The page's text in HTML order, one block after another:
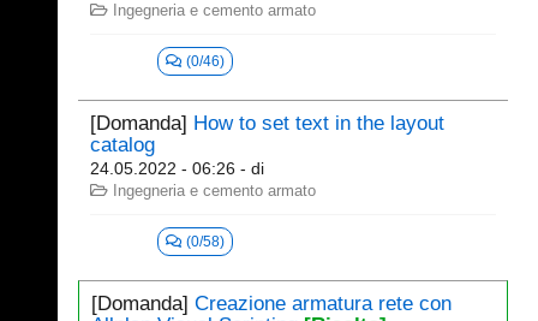
Ingegneria e cemento armato
(0/46)
[Domanda] How to set text in the layout
catalog
24.05.2022 - 06:26 - di
Ingegneria e cemento armato
(0/58)
[Domanda] Creazione armatura rete con